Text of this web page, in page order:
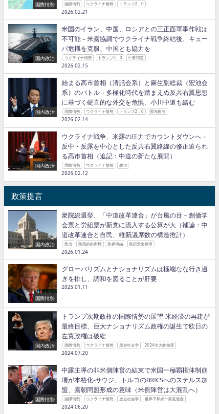
国際情勢 国際情勢 ウクライナ情勢 トランプ2．0
2026.02.21
国内政治
米国のイラン、中国、ロシアとの三正面軍事作戦は
不可能－米露協調でウクライナ戦争終結後、キュー
バ危機を克服、中国とも協力を
ウクライナ情勢 トランプ2．0 中東問題
2026.02.15
国内政治
始まる高市首相（清話会系）と麻生副総裁（宏池会
系）のバトル－多極化時代を踏まえぬ反共右翼思想
に基づく硬直的な外交を危惧、小川中道も絡む
国際情勢 ウクライナ情勢 トランプ2．0 国内政治
2026.02.14
国内政治
ウクライナ戦争、米露の圧力でカウントダウンへ－
反中・反露を中心とした反共右翼路線の修正迫られ
る高市首相（追記：中道の新たな展開）
国際情勢 ウクライナ情勢 政治
2026.02.12
政策提言
国内政治
衆院総選挙、「中道改革連合」が台風の目－創価学
会票と労組票が新党に流入する公算が大（補論：中
道改革連合と自民、維新議席数の構造推計）
政治 集団的自衛権 政界再編 集団安全保障
2026.01.24
国際情勢
グローバリズムとナショナリズムは極端なな行き過
ぎを排し、調和を図ることが肝要
2025.01.11
国内政治
トランプ次期政権の国際情勢の展望−米経済の再建が
最終目標、巨大ナショナリズム政権の誕生で欧日の
左翼政権は破綻
国際情勢 ウクライナ情勢 歴史社会学 2024米大統領選
2024.07.20
国際情勢
中露主導の非米側陣営の結束で米国一極覇権体制崩
壊が本格化−サウジ、トルコのBRICSへのステルス加
盟、露朝同盟形成の意味（米側陣営は大混乱へ）
国際情勢 ウクライナ情勢 歴史社会学 世界平和統一家庭連合
2024.06.20